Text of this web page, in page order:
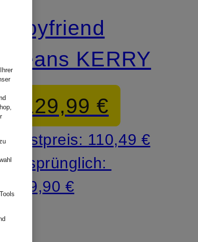
Boyfriend
Jeans KERRY
129,99 €
Bestpreis: 110,49 €
Ursprünglich:
169,90 €